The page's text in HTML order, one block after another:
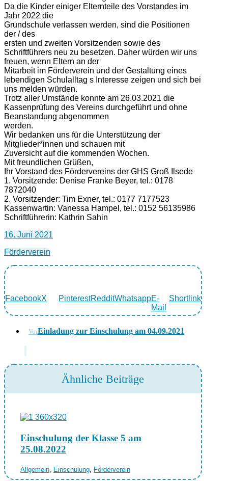
Da die Kinder einiger Elternteile des Vorstandes im
Jahr 2022 die
Grundschule verlassen werden, sind die Positionen
der / des
ersten und zweiten Vorsitzenden sowie des
Schriftführers neu zu besetzen. Daher würden wir uns
freuen, wenn Eltern an der
Mitarbeit im Förderverein und der Gestaltung eines
lebendigen Schulalltag s Interesse zeigen und sich bei
uns melden würden.
Trotz aller Umstände konnte am 26.03.2021 die
Kassenprüfung des Vereins durchgeführt und ohne
Beanstandung abgenommen
werden.
Wir bedanken uns für die Unterstützung der
Mitglieder*innen und schauen mit
Zuversicht auf die kommenden Wochen.
Mit freundlichen Grüßen,
Ihr Vorstand des Fördervereins der GHS Groß Ilsede
1. Vorsitzende: Denise Franke Beyer, tel.: 0178
7872040
2. Vorsitzender: Tim Exner, tel.: 0177 7177523
Kassenwartin: Vanessa Hampel, tel.: 0152 56135986
Schriftführerin: Kathrin Sahin
16. Juni 2021
Förderverein
FacebookX PinterestRedditWhatsappE-
Mail
Shortlink
VorEinladung zur Einschulung am 04.09.2021
Ähnliche Beiträge
Einschulung der Klasse 5 am
25.08.2022
Allgemein Einschulung Förderverein